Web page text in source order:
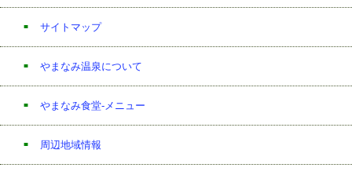
サイトマップ
やまなみ温泉について
やまなみ食堂-メニュー
周辺地域情報